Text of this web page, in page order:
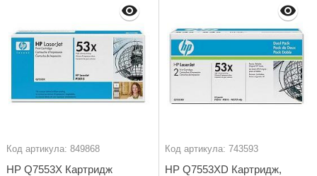
Код артикула: 849868
HP Q7553X Картридж
Код артикула: 743593
HP Q7553XD Картридж,